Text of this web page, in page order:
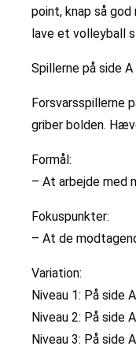
point, knap så
lave et volleyball
Spillerne på side
Forsvarsspillerne
griber bolden.
Formål:
– At arbejde med
Fokuspunkter:
– At de
Variation:
Niveau 1: På side
Niveau 2: På side
Niveau 3: På side